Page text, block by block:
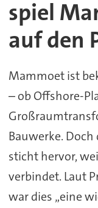
spiel
auf den
Mammoet ist
– ob Offshore-
Bauwerke.
sticht hervor,
verbindet. Laut
war dies „eine